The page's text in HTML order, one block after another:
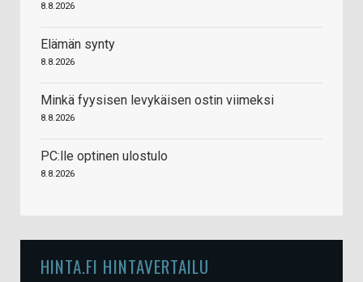
8.8.2026
Elämän synty
8.8.2026
Minkä fyysisen levykäisen ostin viimeksi
8.8.2026
PC:lle optinen ulostulo
8.8.2026
HINTA.FI HINTAVERTAILU